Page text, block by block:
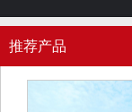
推荐产品